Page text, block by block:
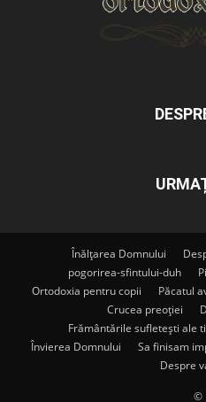
Înălțarea Domnului
pogorirea-sfintului-duh
Ortodoxia pentru copii
Păcatul
Crucea preoției
Frământările sufletești ale
Învierea Domnului
Sa finisam
Despre
©